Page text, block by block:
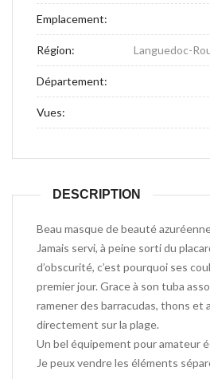
Emplacement:
Région: Languedoc-
Département:
Vues:
DESCRIPTION
Beau masque de beauté
Jamais servi, à peine sorti du
d’obscurité, c’est pourquoi ses
premier jour. Grace à son tuba
ramener des barracudas, thons et
directement sur la plage.
Un bel équipement pour amateur
Je peux vendre les éléments